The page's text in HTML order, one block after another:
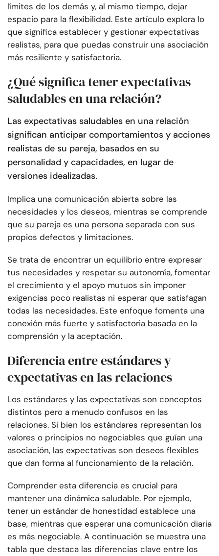
límites de los demás y, al mismo tiempo, dejar
espacio para la flexibilidad. Este artículo explora lo
que significa establecer y gestionar expectativas
realistas, para que puedas construir una asociación
más resiliente y satisfactoria.
¿Qué significa tener expectativas
saludables en una relación?
Las expectativas saludables en una relación
significan anticipar comportamientos y acciones
realistas de su pareja, basados en su
personalidad y capacidades, en lugar de
versiones idealizadas.
Implica una comunicación abierta sobre las
necesidades y los deseos, mientras se comprende
que su pareja es una persona separada con sus
propios defectos y limitaciones.
Se trata de encontrar un equilibrio entre expresar
tus necesidades y respetar su autonomía, fomentar
el crecimiento y el apoyo mutuos sin imponer
exigencias poco realistas ni esperar que satisfagan
todas las necesidades. Este enfoque fomenta una
conexión más fuerte y satisfactoria basada en la
comprensión y la aceptación.
Diferencia entre estándares y
expectativas en las relaciones
Los estándares y las expectativas son conceptos
distintos pero a menudo confusos en las
relaciones. Si bien los estándares representan los
valores o principios no negociables que guían una
asociación, las expectativas son deseos flexibles
que dan forma al funcionamiento de la relación.
Comprender esta diferencia es crucial para
mantener una dinámica saludable. Por ejemplo,
tener un estándar de honestidad establece una
base, mientras que esperar una comunicación diaria
es más negociable. A continuación se muestra una
tabla que destaca las diferencias clave entre los